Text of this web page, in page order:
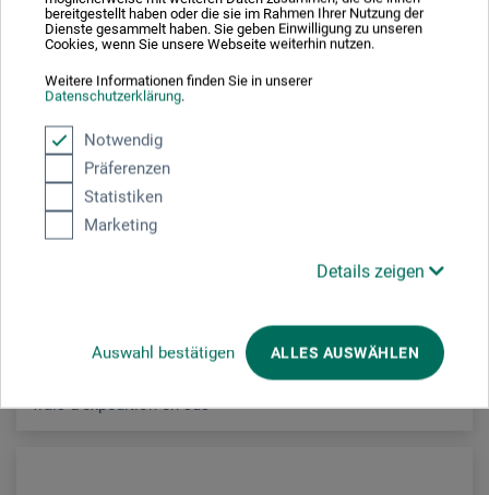
bereitgestellt haben oder die sie im Rahmen Ihrer Nutzung der
Dienste gesammelt haben. Sie geben Einwilligung zu unseren
Cookies, wenn Sie unsere Webseite weiterhin nutzen.
Weitere Informationen finden Sie in unserer
Datenschutzerklärung.
Notwendig
Präferenzen
Statistiken
Marketing
Details zeigen
Auswahl bestätigen ALLES AUSWÄHLEN
Hahnemühle
Watercolour Book Deckle Edge
frais d'expédition en sus